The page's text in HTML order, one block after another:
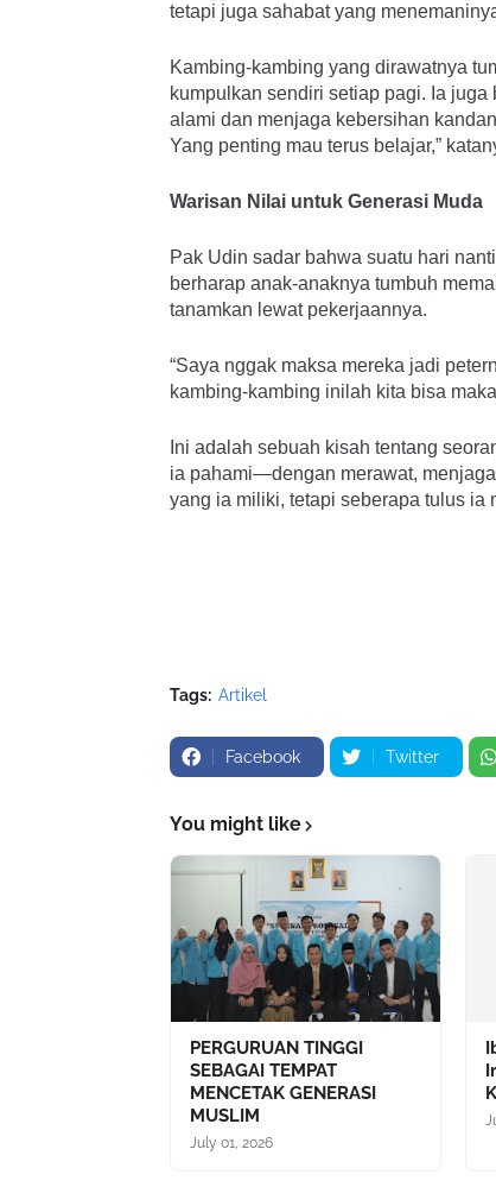
tetapi juga sahabat yang
Kambing-kambing yang dirawatnya
kumpulkan sendiri setiap pagi. Ia
alami dan menjaga kebersihan
Yang penting mau terus belajar,”
Warisan Nilai untuk Generasi Muda
Pak Udin sadar bahwa suatu hari
berharap anak-anaknya tumbuh
tanamkan lewat pekerjaannya.
“Saya nggak maksa mereka jadi
kambing-kambing inilah kita bisa
Ini adalah sebuah kisah tentang
ia pahami—dengan merawat,
yang ia miliki, tetapi seberapa tulus ia
Tags: Artikel
Facebook Twitter
You might like
PERGURUAN TINGGI
SEBAGAI TEMPAT
MENCETAK GENERASI
MUSLIM
July 01, 2026